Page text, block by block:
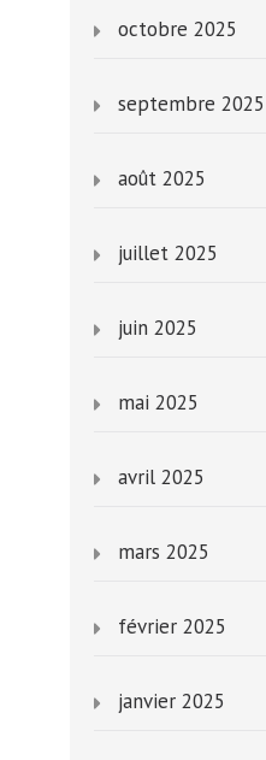
octobre 2025
septembre 2025
août 2025
juillet 2025
juin 2025
mai 2025
avril 2025
mars 2025
février 2025
janvier 2025